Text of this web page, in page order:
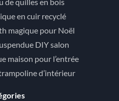
en cuir recyclé
magique pour Noël
DIY salon
maison pour l’entrée
d’intérieur